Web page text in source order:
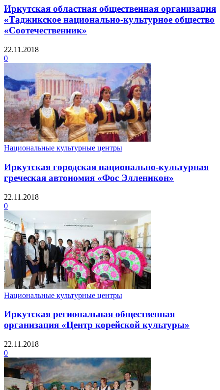
Иркутская областная общественная организация
«Таджикское национально-культурное общество
«Соотечественник»
22.11.2018
0
Национальные культурные центры
Иркутская городская национально-культурная
греческая автономия «Фос Элленикон»
22.11.2018
0
Национальные культурные центры
Иркутская региональная общественная
организация «Центр корейской культуры»
22.11.2018
0